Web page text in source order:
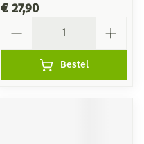
€ 27,90
Bestel